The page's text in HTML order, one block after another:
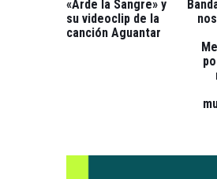
«Arde la Sangre» y
su videoclip de la
canción Aguantar